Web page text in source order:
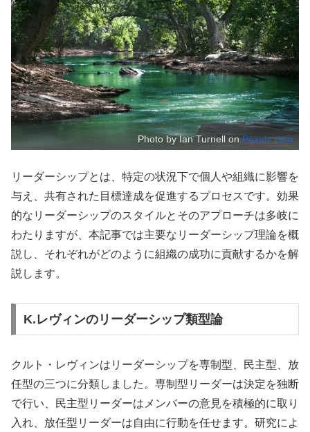
Photo by Ian Turnell onPexels.com
リーダーシップとは、特定の状況下で個人や組織に影響を
与え、共有された目標達成を促進するプロセスです。効果
的なリーダーシップのスタイルとそのアプローチは多岐に
わたりますが、本記事では主要なリーダーシップ理論を概
説し、それぞれがどのように組織の成功に貢献するかを解
説します。
K.レヴィンのリーダーシップ類型論
クルト・レヴィンはリーダーシップを専制型、民主型、放
任型の三つに分類しました。専制型リーダーは決定を独断
で行い、民主型リーダーはメンバーの意見を積極的に取り
入れ、放任型リーダーは自由に行動を任せます。研究によ